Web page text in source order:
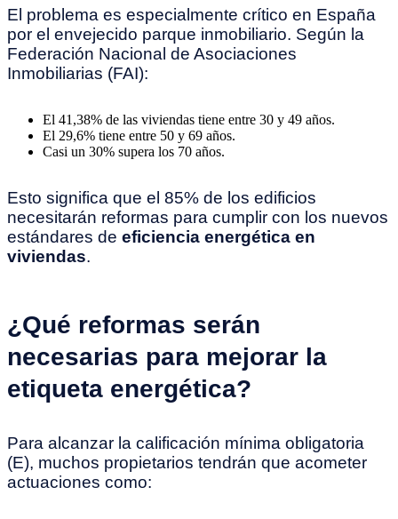
El problema es especialmente crítico en España
por el envejecido parque inmobiliario. Según la
Federación Nacional de Asociaciones
Inmobiliarias (FAI):
El 41,38% de las viviendas tiene entre 30 y 49 años.
El 29,6% tiene entre 50 y 69 años.
Casi un 30% supera los 70 años.
Esto significa que el 85% de los edificios
necesitarán reformas para cumplir con los nuevos
estándares de eficiencia energética en
viviendas.
¿Qué reformas serán
necesarias para mejorar la
etiqueta energética?
Para alcanzar la calificación mínima obligatoria
(E), muchos propietarios tendrán que acometer
actuaciones como: